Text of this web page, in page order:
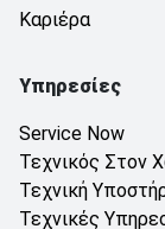
Καριέρα
Υπηρεσίες
Service Now
Τεχνικός Στον
Τεχνική
Τεχνικές